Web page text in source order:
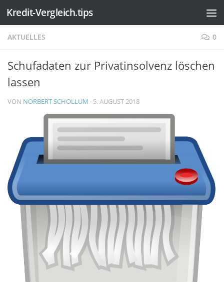
Zum Inhalt springen
Kredit-Vergleich.tips
AKTUELLES 0
Schufadaten zur Privatinsolvenz löschen
lassen
VON NORBERT SCHOLLUM · 5. AUGUST 2018